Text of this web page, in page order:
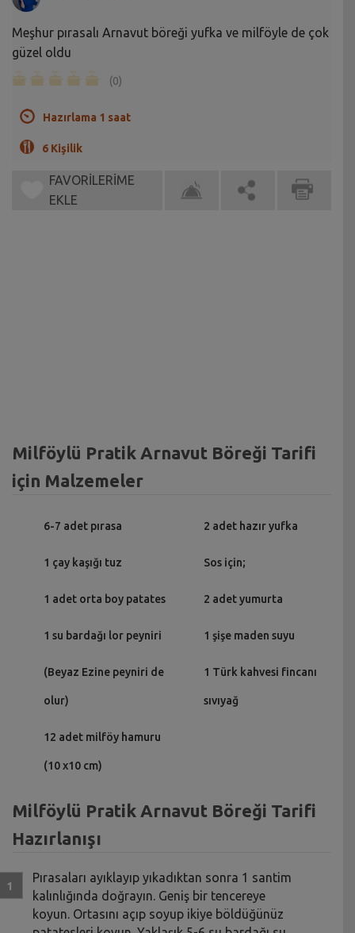
Meşhur pırasalı Arnavut böreği yufka ve milföyle de çok
güzel oldu
(0)
Hazırlama 1 saat
6 Kişilik
FAVORİLERİME
EKLE
Milföylü Pratik Arnavut Böreği Tarifi
için Malzemeler
6-7 adet pırasa
1 çay kaşığı tuz
1 adet orta boy patates
1 su bardağı lor peyniri
(Beyaz Ezine peyniri de
olur)
12 adet milföy hamuru
(10 x10 cm)
2 adet hazır yufka
Sos için;
2 adet yumurta
1 şişe maden suyu
1 Türk kahvesi fincanı
sıvıyağ
Milföylü Pratik Arnavut Böreği Tarifi
Hazırlanışı
Pırasaları ayıklayıp yıkadıktan sonra 1 santim
kalınlığında doğrayın. Geniş bir tencereye
koyun. Ortasını açıp soyup ikiye böldüğünüz